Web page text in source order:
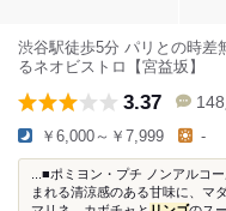
渋谷駅徒歩5分 パリとの時差
るネオビストロ【宮益坂】
3.37 148
￥6,000～￥7,999 -
...■ポミヨン・プチ ノンアルコ
まれる清涼感のある甘味に、マ